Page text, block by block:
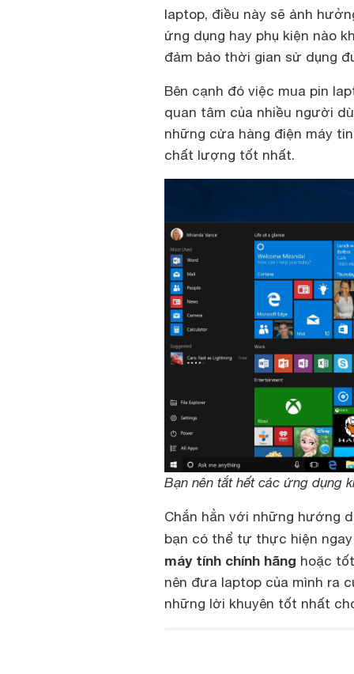
laptop, điều này sẽ ảnh
ứng dụng hay phụ kiện nào
đảm bảo thời gian sử dụng
Bên cạnh đó việc mua pin
quan tâm của nhiều người
những cửa hàng điện máy
chất lượng tốt nhất.
Bạn nên tắt hết các ứng dụng
Chắn hẳn với những hướng
bạn có thể tự thực hiện
máy tính chính hãng hoặc
nên đưa laptop của mình ra
những lời khuyên tốt nhất